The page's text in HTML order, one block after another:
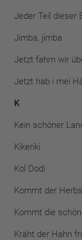
Jeder Teil dieser
Jimba, jimba
Jetzt fahrn wir
Jetzt hab i mei
K
Kein schöner
Kikeriki
Kol Dodi
Kommt der
Kommt die
Kräht der Hahn